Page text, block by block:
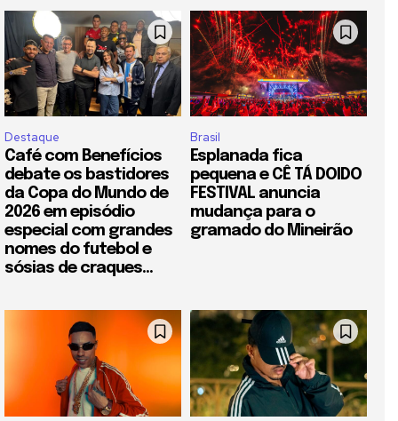
Destaque
Café com Benefícios
debate os bastidores
da Copa do Mundo de
2026 em episódio
especial com grandes
nomes do futebol e
sósias de craques...
Brasil
Esplanada fica
pequena e CÊ TÁ DOIDO
FESTIVAL anuncia
mudança para o
gramado do Mineirão